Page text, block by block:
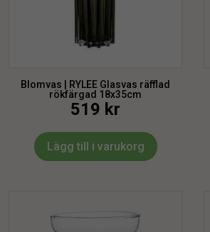
Blomvas | RYLEE Glasvas räfflad
rökfärgad 18x35cm
519 kr
Lägg till i varukorg